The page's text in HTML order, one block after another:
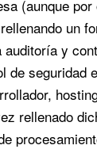
(aunque
un
auditoría y
de seguridad
rellenado